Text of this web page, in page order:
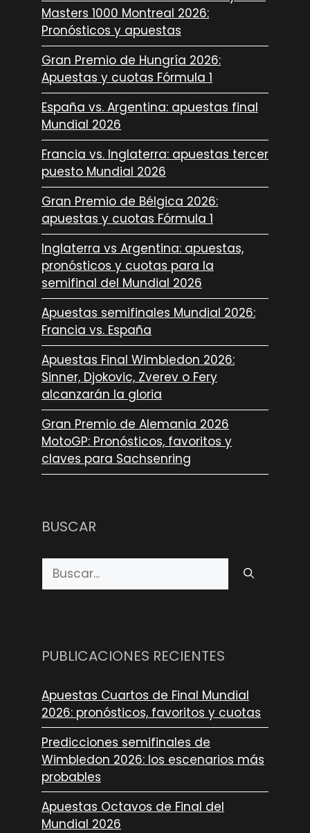
Masters 1000 Montreal 2026:
Pronósticos y apuestas
Gran Premio de Hungría 2026:
Apuestas y cuotas Fórmula 1
España vs. Argentina: apuestas final
Mundial 2026
Francia vs. Inglaterra: apuestas tercer
puesto Mundial 2026
Gran Premio de Bélgica 2026:
apuestas y cuotas Fórmula 1
Inglaterra vs Argentina: apuestas,
pronósticos y cuotas para la
semifinal del Mundial 2026
Apuestas semifinales Mundial 2026:
Francia vs. España
Apuestas Final Wimbledon 2026:
Sinner, Djokovic, Zverev o Fery
alcanzarán la gloria
Gran Premio de Alemania 2026
MotoGP: Pronósticos, favoritos y
claves para Sachsenring
BUSCAR
Buscar:
PUBLICACIONES RECIENTES
Apuestas Cuartos de Final Mundial
2026: pronósticos, favoritos y cuotas
Predicciones semifinales de
Wimbledon 2026: los escenarios más
probables
Apuestas Octavos de Final del
Mundial 2026